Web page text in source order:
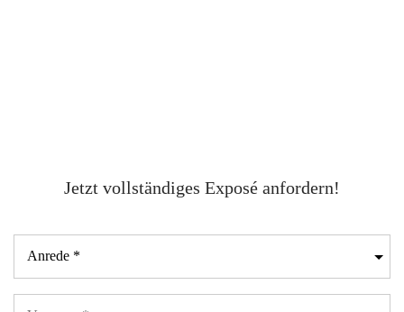
Jetzt vollständiges Exposé anfordern!